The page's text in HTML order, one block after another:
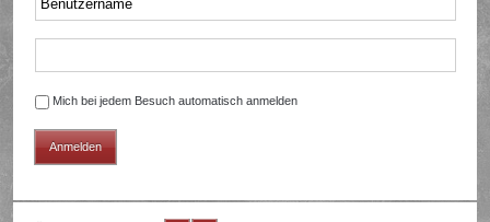
Mich bei jedem Besuch automatisch anmelden